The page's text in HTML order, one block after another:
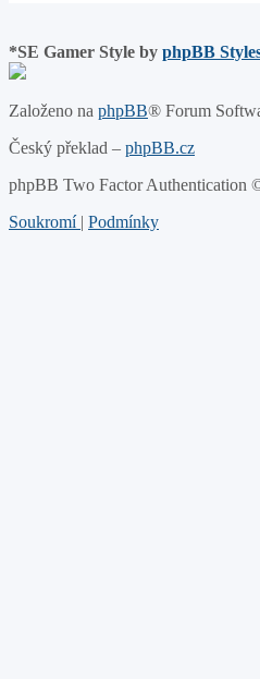
*SE Gamer Style by phpBB
Založeno na phpBB® Forum
Český překlad – phpBB.cz
phpBB Two Factor Authentication
Soukromí | Podmínky